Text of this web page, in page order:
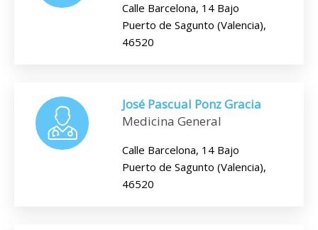
Calle Barcelona, 14 Bajo
Puerto de Sagunto (Valencia),
46520
José Pascual Ponz Gracia
Medicina General
Calle Barcelona, 14 Bajo
Puerto de Sagunto (Valencia),
46520